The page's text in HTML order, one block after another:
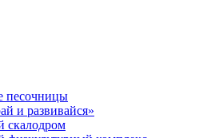
песочницы
и развивайся»
скалодром